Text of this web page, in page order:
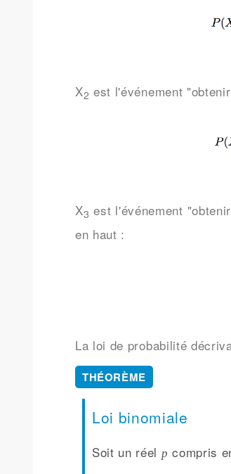
X2 est l'événement
X3 est l'événement
en haut :
La loi de probabilité
THÉORÈME
Loi binomiale
Soit un réel p compris